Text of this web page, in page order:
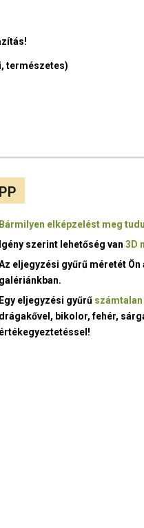
természetes)
Bármilyen elképzelést meg
Igény szerint lehetőség van3D
eljegyzési gyűrű méretét
galériánkban.
Egy eljegyzési gyűrű
drágakővel, bikolor, fehér,
értékegyeztetéssel!